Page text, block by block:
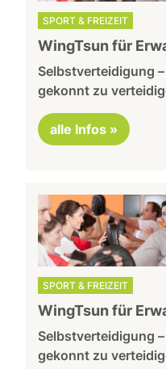
SPORT & FREIZEIT
WingTsun für
Selbstverteidigung
gekonnt zu
alle Infos »
SPORT & FREIZEIT
WingTsun für
Selbstverteidigung
gekonnt zu